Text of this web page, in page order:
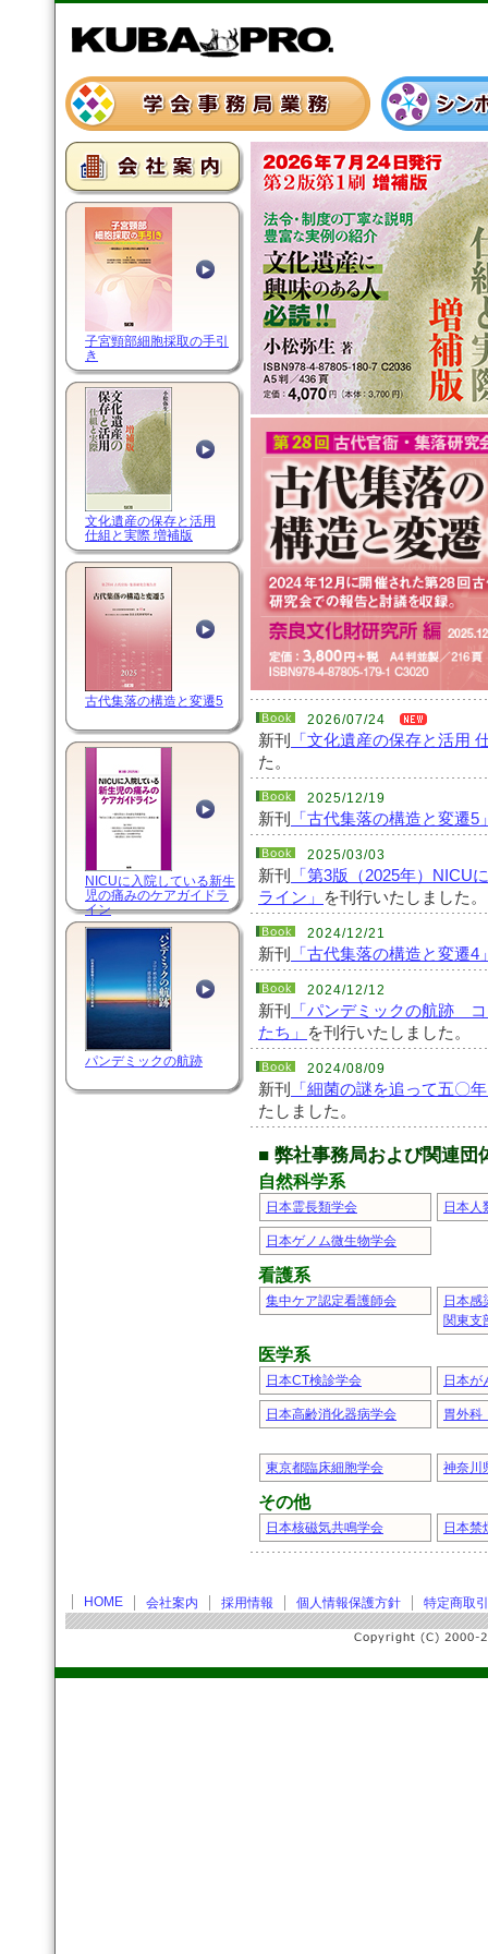
子宮頸部細胞採取の手引
き
文化遺産の保存と活用
仕組と実際 増補版
古代集落の構造と変遷5
NICUに入院している新生
児の痛みのケアガイドラ
イン
パンデミックの航跡
2026/07/24
新刊
「文化遺産の保存と活用
た。
2025/12/19
新刊 「古代集落の構造と変遷5
2025/03/03
新刊
「第3版（2025年）NICU
ライン」
を刊行いたしました。
2024/12/21
新刊 「古代集落の構造と変遷4
2024/12/12
新刊
「パンデミックの航跡
たち」
を刊行いたしました。
2024/08/09
新刊
「細菌の謎を追って五
たしました。
■ 弊社事務局および関連団
自然科学系
日本霊長類学会 日本人
日本ゲノム微生物学会
看護系
集中ケア認定看護師会
日本感
関東支
医学系
日本CT検診学会 日本が
日本高齢消化器病学会 胃外科
東京都臨床細胞学会 神奈川
その他
日本核磁気共鳴学会 日本禁
HOME 会社案内 採用情報 個人情報保護方針 特定商取